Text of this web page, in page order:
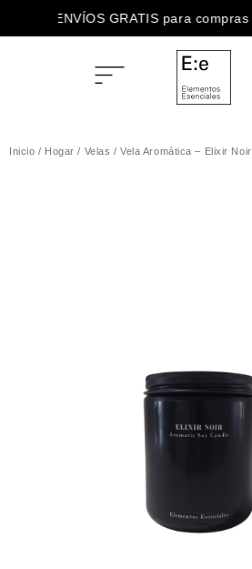
Inicio / Hogar / Velas / Vela Aromática – Elixir Noir